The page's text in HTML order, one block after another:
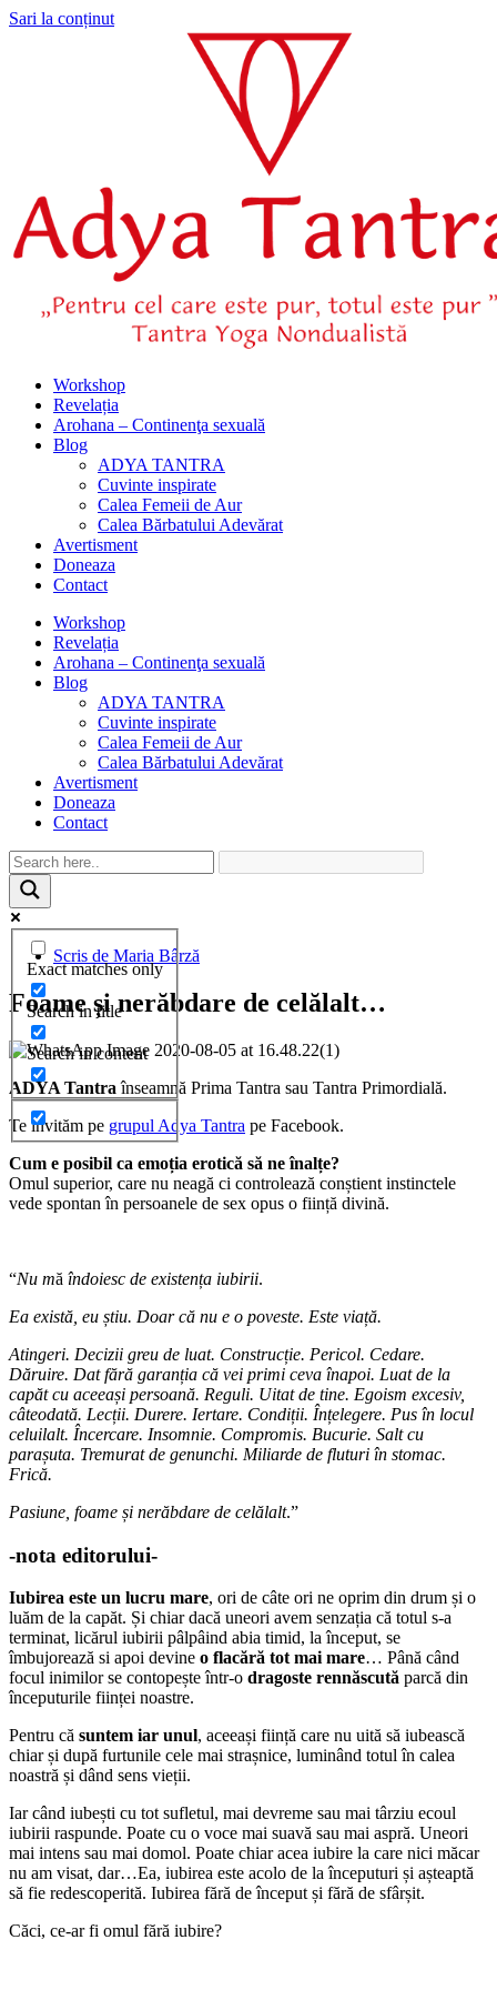
Sari la conținut
Workshop
Revelația
Arohana – Continenţa sexuală
Blog
ADYA TANTRA
Cuvinte inspirate
Calea Femeii de Aur
Calea Bărbatului Adevărat
Avertisment
Doneaza
Contact
Workshop
Revelația
Arohana – Continenţa sexuală
Blog
ADYA TANTRA
Cuvinte inspirate
Calea Femeii de Aur
Calea Bărbatului Adevărat
Avertisment
Doneaza
Contact
Exact matches only
Search in title
Search in content
Scris de Maria Bârză
Foame și nerăbdare de celălalt…
ADYA Tantra înseamnă Prima Tantra sau Tantra Primordială.
Te invităm pe grupul Adya Tantra pe Facebook.
Cum e posibil ca emoția erotică să ne înalțe?
Omul superior, care nu neagă ci controlează conștient instinctele
vede spontan în persoanele de sex opus o ființă divină.
“Nu mă îndoiesc de existența iubirii.
Ea există, eu știu. Doar că nu e o poveste. Este viață.
Atingeri. Decizii greu de luat. Construcție. Pericol. Cedare.
Dăruire. Dat fără garanția că vei primi ceva înapoi. Luat de la
capăt cu aceeași persoană. Reguli. Uitat de tine. Egoism excesiv,
câteodată. Lecții. Durere. Iertare. Condiții. Înțelegere. Pus în locul
celuilalt. Încercare. Insomnie. Compromis. Bucurie. Salt cu
parașuta. Tremurat de genunchi. Miliarde de fluturi în stomac.
Frică.
Pasiune, foame și nerăbdare de celălalt.”
-nota editorului-
Iubirea este un lucru mare, ori de câte ori ne oprim din drum și o
luăm de la capăt. Și chiar dacă uneori avem senzația că totul s-a
terminat, licărul iubirii pâlpâind abia timid, la început, se
îmbujorează si apoi devine o flacără tot mai mare… Până când
focul inimilor se contopește într-o dragoste rennăscută parcă din
începuturile ființei noastre.
Pentru că suntem iar unul, aceeași ființă care nu uită să iubească
chiar și după furtunile cele mai strașnice, luminând totul în calea
noastră și dând sens vieții.
Iar când iubești cu tot sufletul, mai devreme sau mai târziu ecoul
iubirii raspunde. Poate cu o voce mai suavă sau mai aspră. Uneori
mai intens sau mai domol. Poate chiar acea iubire la care nici măcar
nu am visat, dar…Ea, iubirea este acolo de la începuturi și așteaptă
să fie redescoperită. Iubirea fără de început și fără de sfârșit.
Căci, ce-ar fi omul fără iubire?